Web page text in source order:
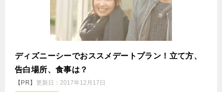
ディズニーシーでおススメデートプラン！立て方、
告白場所、食事は？
【PR】 更新日： 2017年12月17日